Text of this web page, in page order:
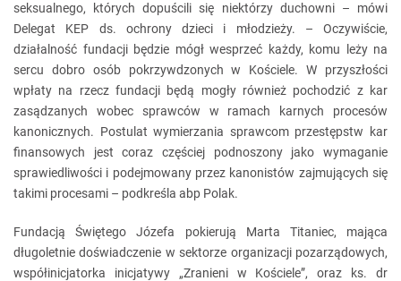
seksualnego, których dopuścili się niektórzy duchowni – mówi
Delegat KEP ds. ochrony dzieci i młodzieży. – Oczywiście,
działalność fundacji będzie mógł wesprzeć każdy, komu leży na
sercu dobro osób pokrzywdzonych w Kościele. W przyszłości
wpłaty na rzecz fundacji będą mogły również pochodzić z kar
zasądzanych wobec sprawców w ramach karnych procesów
kanonicznych. Postulat wymierzania sprawcom przestępstw kar
finansowych jest coraz częściej podnoszony jako wymaganie
sprawiedliwości i podejmowany przez kanonistów zajmujących się
takimi procesami – podkreśla abp Polak.
Fundacją Świętego Józefa pokierują Marta Titaniec, mająca
długoletnie doświadczenie w sektorze organizacji pozarządowych,
współinicjatorka inicjatywy „Zranieni w Kościele”, oraz ks. dr